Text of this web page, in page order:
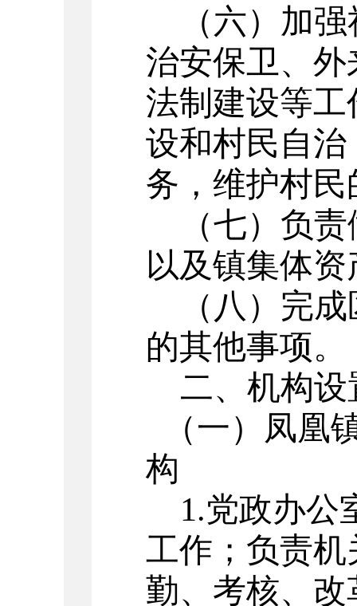
（六）加
治安保卫、
法制建设等
设和村民自
务，维护村
（七）负
以及镇集体
（八）完
的其他事项。
二、机构
（一）凤凰
构
1.党政办公
工作；负责
勤、 考核、改